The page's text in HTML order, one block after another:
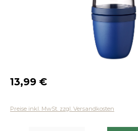
Regulärer Preis:
13,99 €
Preise inkl. MwSt. zzgl. Versandkosten